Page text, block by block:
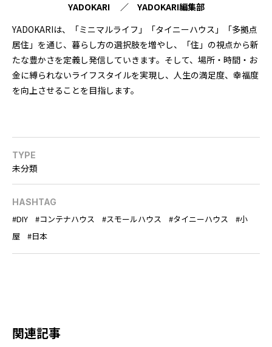
YADOKARI ／ YADOKARI編集部
YADOKARIは、「ミニマルライフ」「タイニーハウス」「多拠点
居住」を通じ、暮らし方の選択肢を増やし、「住」の視点から新
たな豊かさを定義し発信していきます。そして、場所・時間・お
金に縛られないライフスタイルを実現し、人生の満足度、幸福度
を向上させることを目指します。
TYPE
未分類
HASHTAG
DIY コンテナハウス スモールハウス タイニーハウス
小
屋
日本
関連記事